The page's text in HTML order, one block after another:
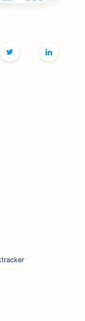
stravovaním